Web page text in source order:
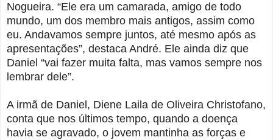
Nogueira. “Ele era um camarada, amigo de todo
mundo, um dos membro mais antigos, assim como
eu. Andavamos sempre juntos, até mesmo após as
apresentações”, destaca André. Ele ainda diz que
Daniel “vai fazer muita falta, mas vamos sempre nos
lembrar dele”.
A irmã de Daniel, Diene Laila de Oliveira Christofano,
conta que nos últimos tempo, quando a doença
havia se agravado, o jovem mantinha as forças e